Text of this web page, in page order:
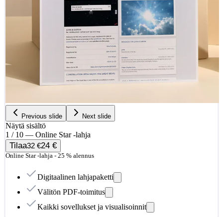
Previous slide Next slide
Näytä sisältö
1 / 10 — Online Star -lahja
Tilaa32 €24 €
Online Star -lahja - 25 % alennus
Digitaalinen lahjapaketti
Välitön PDF-toimitus
Kaikki sovellukset ja visualisoinnit